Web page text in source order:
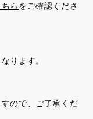
ちら をご確認くださ
ります。
ので、ご了承くだ